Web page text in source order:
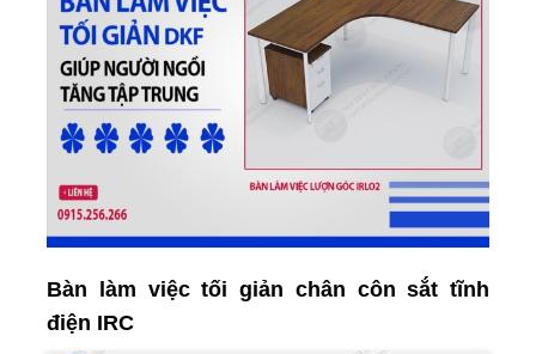
Bàn làm việc tối giản chân côn sắt tĩnh
điện IRC